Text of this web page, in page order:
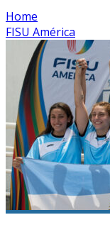
Home
FISU América